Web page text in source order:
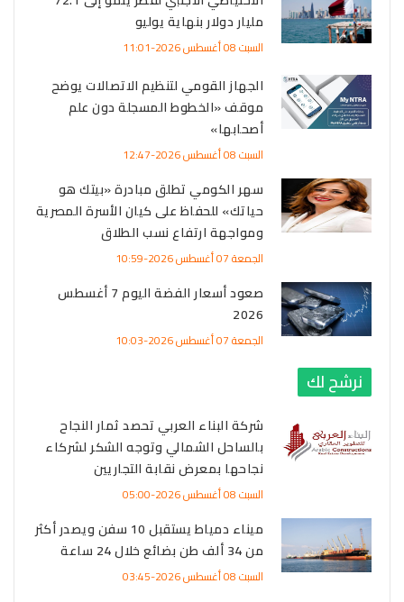
مليار دولار بنهاية يوليو
السبت 08 أغسطس 2026-11:01
الجهاز القومي لتنظيم الاتصالات يوضح
موقف «الخطوط المسجلة دون علم
أصحابها»
السبت 08 أغسطس 2026-12:47
سهر الكومي تطلق مبادرة «بيتك هو
حياتك» للحفاظ على كيان الأسرة المصرية
ومواجهة ارتفاع نسب الطلاق
الجمعة 07 أغسطس 2026-10:59
صعود أسعار الفضة اليوم 7 أغسطس
2026
الجمعة 07 أغسطس 2026-10:03
نرشح لك
شركة البناء العربي تحصد ثمار النجاح
بالساحل الشمالي وتوجه الشكر لشركاء
نجاحها بمعرض نقابة التجاريين
السبت 08 أغسطس 2026-05:00
ميناء دمياط يستقبل 10 سفن ويصدر أكثر
من 34 ألف طن بضائع خلال 24 ساعة
السبت 08 أغسطس 2026-03:45